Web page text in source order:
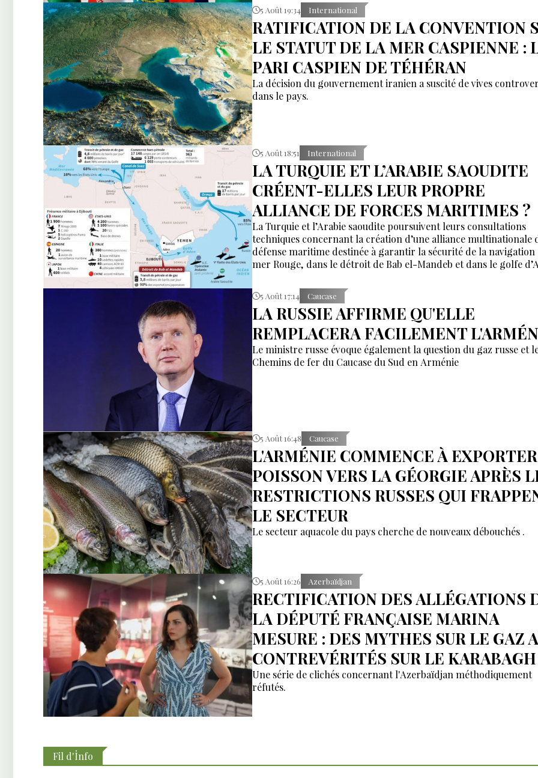
5 Août 19:34 International
RATIFICATION DE LA CONVENTION
LE STATUT DE LA MER CASPIENNE :
PARI CASPIEN DE TÉHÉRAN
La décision du gouvernement iranien a suscité de vives
dans le pays.
5 Août 18:51 International
LA TURQUIE ET L’ARABIE SAOUDITE
CRÉENT-ELLES LEUR PROPRE
ALLIANCE DE FORCES MARITIMES ?
La Turquie et l’Arabie saoudite poursuivent leurs consultations
techniques concernant la création d’une alliance multinationale
défense maritime destinée à garantir la sécurité de la navigation
mer Rouge, dans le détroit de Bab el-Mandeb et dans le golfe
5 Août 17:14 Caucase
LA RUSSIE AFFIRME QU'ELLE
REMPLACERA FACILEMENT
Le ministre russe évoque également la question du gaz russe et
Chemins de fer du Caucase du Sud en Arménie
5 Août 16:48 Caucase
L'ARMÉNIE COMMENCE À
POISSON VERS LA GÉORGIE APRÈS
RESTRICTIONS RUSSES QUI
LE SECTEUR
Le secteur aquacole du pays cherche de nouveaux débouchés .
5 Août 16:26 Azerbaïdjan
RECTIFICATION DES ALLÉGATIONS
LA DÉPUTÉ FRANÇAISE MARINA
MESURE : DES MYTHES SUR LE GAZ
CONTREVÉRITÉS SUR LE KARABAGH
Une série de clichés concernant l'Azerbaïdjan méthodiquement
réfutés.
Fil d'İnfo